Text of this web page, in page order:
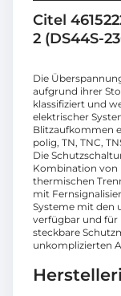
Citel
2 (DS44S-
Die
aufgrund ihrer
klassifiziert und
elektrischer
Blitzaufkommen
polig, TN, TNC,
Die
Kombination von
thermischen
mit
Systeme mit den
verfügbar und für
steckbare
unkomplizierten